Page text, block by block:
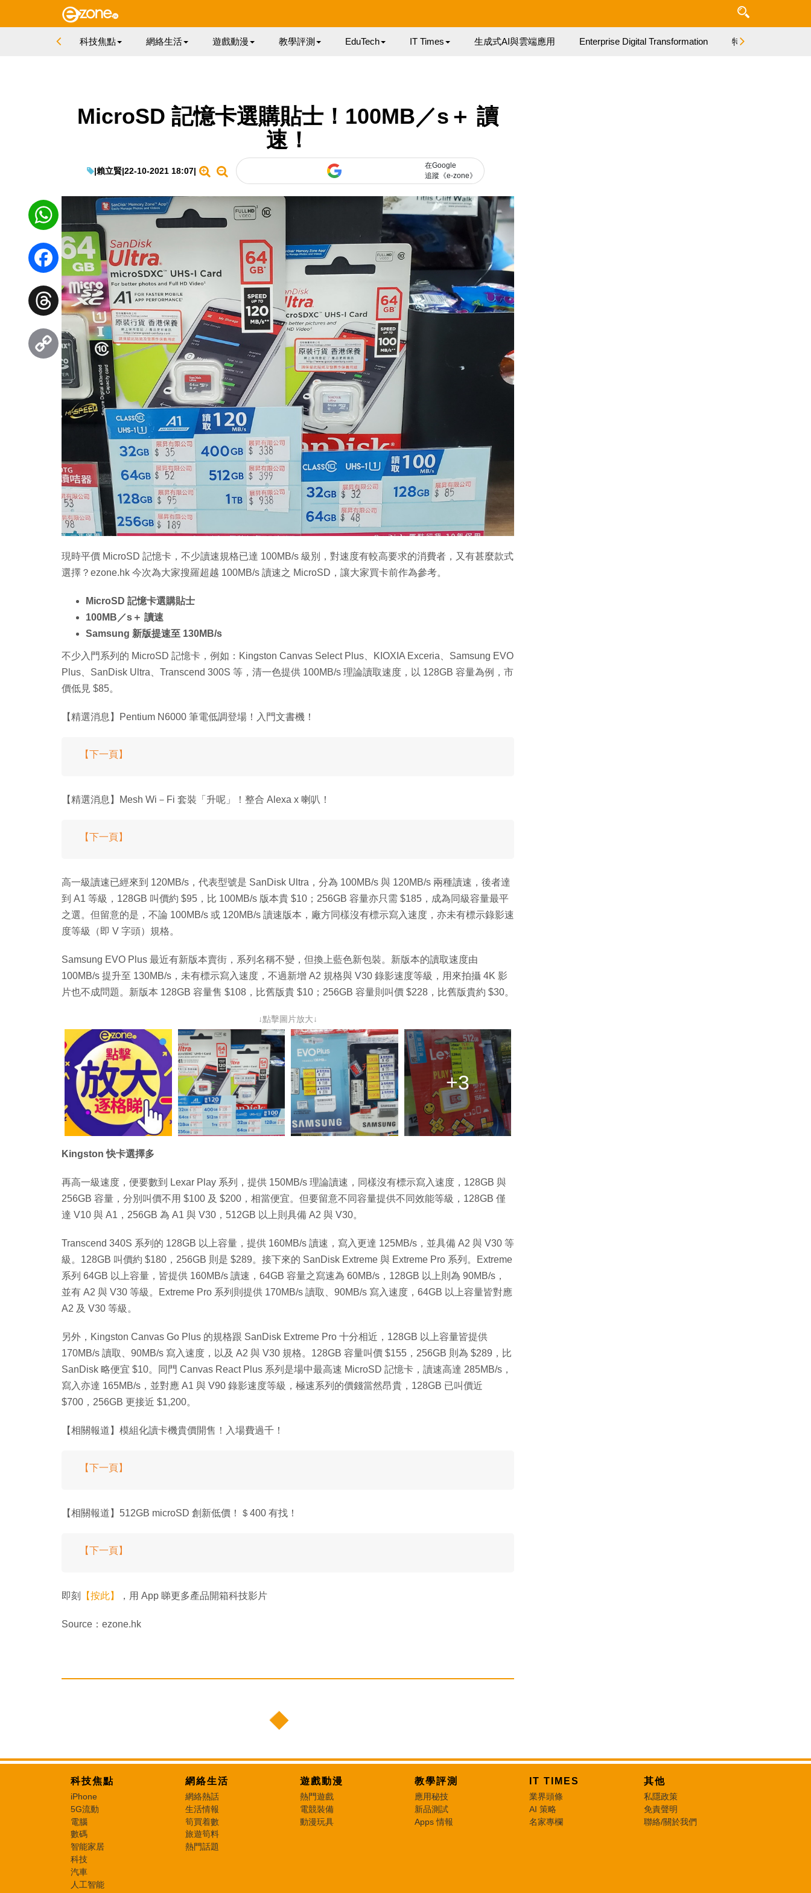
科技焦點 網絡生活 遊戲動漫 教學評測 EduTech IT Times 生成式AI與雲端應用 Enterprise Digital Transformation 特集
MicroSD 記憶卡選購貼士！100MB／s＋ 讀
速！
|賴立賢|22-10-2021 18:07|
在Google
追蹤《e-zone》
現時平價 MicroSD 記憶卡，不少讀速規格已達 100MB/s 級別，對速度有較高要求的消費者，又有甚麼款式
選擇？ezone.hk 今次為大家搜羅超越 100MB/s 讀速之 MicroSD，讓大家買卡前作為參考。
MicroSD 記憶卡選購貼士
100MB／s＋ 讀速
Samsung 新版提速至 130MB/s
不少入門系列的 MicroSD 記憶卡，例如：Kingston Canvas Select Plus、KIOXIA Exceria、Samsung EVO
Plus、SanDisk Ultra、Transcend 300S 等，清一色提供 100MB/s 理論讀取速度，以 128GB 容量為例，市
價低見 $85。
【精選消息】Pentium N6000 筆電低調登場！入門文書機！
【下一頁】
【精選消息】Mesh Wi－Fi 套裝「升呢」！整合 Alexa x 喇叭！
【下一頁】
高一級讀速已經來到 120MB/s，代表型號是 SanDisk Ultra，分為 100MB/s 與 120MB/s 兩種讀速，後者達
到 A1 等級，128GB 叫價約 $95，比 100MB/s 版本貴 $10；256GB 容量亦只需 $185，成為同級容量最平
之選。但留意的是，不論 100MB/s 或 120MB/s 讀速版本，廠方同樣沒有標示寫入速度，亦未有標示錄影速
度等級（即 V 字頭）規格。
Samsung EVO Plus 最近有新版本賣街，系列名稱不變，但換上藍色新包裝。新版本的讀取速度由
100MB/s 提升至 130MB/s，未有標示寫入速度，不過新增 A2 規格與 V30 錄影速度等級，用來拍攝 4K 影
片也不成問題。新版本 128GB 容量售 $108，比舊版貴 $10；256GB 容量則叫價 $228，比舊版貴約 $30。
↓點擊圖片放大↓
+3
Kingston 快卡選擇多
再高一級速度，便要數到 Lexar Play 系列，提供 150MB/s 理論讀速，同樣沒有標示寫入速度，128GB 與
256GB 容量，分別叫價不用 $100 及 $200，相當便宜。但要留意不同容量提供不同效能等級，128GB 僅
達 V10 與 A1，256GB 為 A1 與 V30，512GB 以上則具備 A2 與 V30。
Transcend 340S 系列的 128GB 以上容量，提供 160MB/s 讀速，寫入更達 125MB/s，並具備 A2 與 V30 等
級。128GB 叫價約 $180，256GB 則是 $289。接下來的 SanDisk Extreme 與 Extreme Pro 系列。Extreme
系列 64GB 以上容量，皆提供 160MB/s 讀速，64GB 容量之寫速為 60MB/s，128GB 以上則為 90MB/s，
並有 A2 與 V30 等級。Extreme Pro 系列則提供 170MB/s 讀取、90MB/s 寫入速度，64GB 以上容量皆對應
A2 及 V30 等級。
另外，Kingston Canvas Go Plus 的規格跟 SanDisk Extreme Pro 十分相近，128GB 以上容量皆提供
170MB/s 讀取、90MB/s 寫入速度，以及 A2 與 V30 規格。128GB 容量叫價 $155，256GB 則為 $289，比
SanDisk 略便宜 $10。同門 Canvas React Plus 系列是場中最高速 MicroSD 記憶卡，讀速高達 285MB/s，
寫入亦達 165MB/s，並對應 A1 與 V90 錄影速度等級，極速系列的價錢當然昂貴，128GB 已叫價近
$700，256GB 更接近 $1,200。
【相關報道】模組化讀卡機貴價開售！入場費過千！
【下一頁】
【相關報道】512GB microSD 創新低價！＄400 有找！
【下一頁】
即刻 【按此】 ，用 App 睇更多產品開箱科技影片
Source：ezone.hk
WhatsApp
Facebook
Threads
Copy
Link
科技焦點
iPhone
5G流動
電腦
數碼
智能家居
科技
汽車
人工智能
網絡生活
網絡熱話
生活情報
筍買着數
旅遊筍料
熱門話題
遊戲動漫
熱門遊戲
電競裝備
動漫玩具
教學評測
應用秘技
新品測試
Apps 情報
IT TIMES
業界頭條
AI 策略
名家專欄
其他
私隱政策
免責聲明
聯絡/關於我們